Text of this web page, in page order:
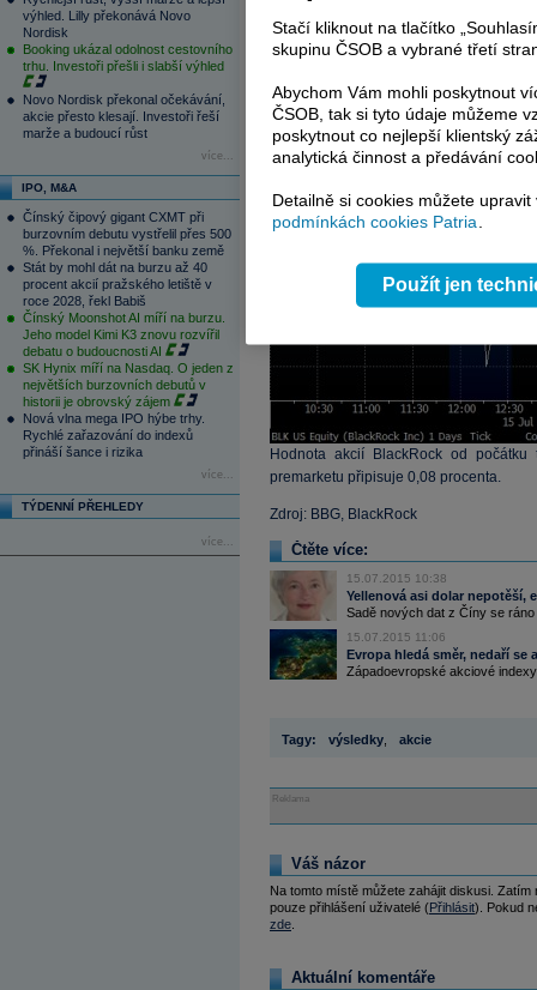
výhled. Lilly překonává Novo
Nordisk
Booking ukázal odolnost cestovního
trhu. Investoři přešli i slabší výhled
Novo Nordisk překonal očekávání,
akcie přesto klesají. Investoři řeší
marže a budoucí růst
více...
IPO, M&A
Čínský čipový gigant CXMT při
burzovním debutu vystřelil přes 500
%. Překonal i největší banku země
Stát by mohl dát na burzu až 40
procent akcií pražského letiště v
roce 2028, řekl Babiš
Čínský Moonshot AI míří na burzu.
Jeho model Kimi K3 znovu rozvířil
debatu o budoucnosti AI
SK Hynix míří na Nasdaq. O jeden z
největších burzovních debutů v
historii je obrovský zájem
Nová vlna mega IPO hýbe trhy.
Rychlé zařazování do indexů
přináší šance i rizika
více...
TÝDENNÍ PŘEHLEDY
více...
Hodnota akcií BlackRock od
premarketu připisuje 0,08 procenta.
Zdroj: BBG, BlackRock
Čtěte více:
15.07.2015 10:38
Yellenová asi dolar nepotěší,
Sadě nových dat z Číny se
15.07.2015 11:06
Evropa hledá směr, nedaří se
Západoevropské akciové
Tagy: výsledky akcie
Reklama
Váš názor
Na tomto místě můžete zahájit diskusi.
pouze přihlášení uživatelé (Přihlásit). Pokud
zde
Aktuální komentáře
Stačí kliknout na tlačítko
skupinu ČSOB a vybrané třetí
Abychom Vám mohli poskytnout
ČSOB, tak si tyto údaje můžeme
poskytnout co nejlepší klientský
analytická činnost a předávání
Detailně si cookies můžete
podmínkách cookies Patria.
Použít jen